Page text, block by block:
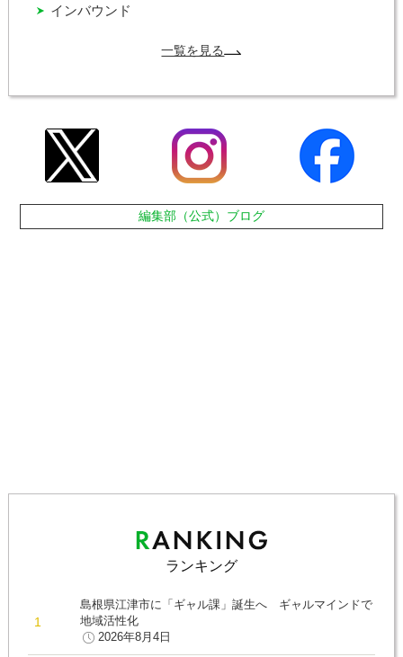
インバウンド
一覧を見る
編集部（公式）ブログ
ランキング
島根県江津市に「ギャル課」誕生へ ギャルマインドで
地域活性化
2026年8月4日